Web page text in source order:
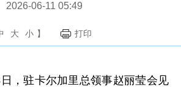
2026-06-11 05:49
大 小 】 打印
，驻卡尔加里总领事赵丽莹会见